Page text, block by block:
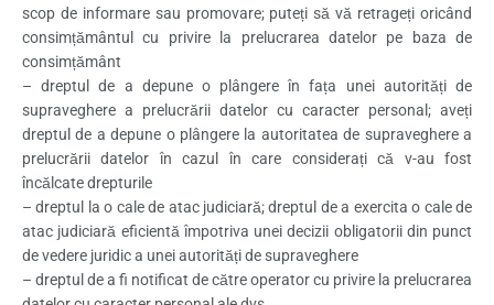
scop de informare sau promovare; puteți să vă retrageți oricând
consimțământul cu privire la prelucrarea datelor pe baza de
consimțământ
– dreptul de a depune o plângere în fața unei autorități de
supraveghere a prelucrării datelor cu caracter personal; aveți
dreptul de a depune o plângere la autoritatea de supraveghere a
prelucrării datelor în cazul în care considerați că v-au fost
încălcate drepturile
– dreptul la o cale de atac judiciară; dreptul de a exercita o cale de
atac judiciară eficientă împotriva unei decizii obligatorii din punct
de vedere juridic a unei autorități de supraveghere
– dreptul de a fi notificat de către operator cu privire la prelucrarea